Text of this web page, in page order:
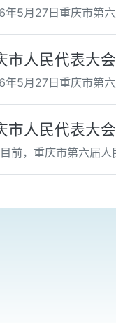
年5月27日重庆市第
市人民代表大
年5月27日重庆市第
市人民代表大
前，重庆市第六届人